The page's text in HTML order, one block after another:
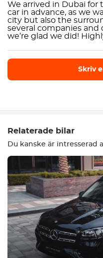
We arrived in Dubai
car in advance, as we
city but also the
several companies and
we’re glad we did!
Skriv
Utrustning
Bekväm
Klimatkontroll
Relaterade bilar
Du kanske är intresserad